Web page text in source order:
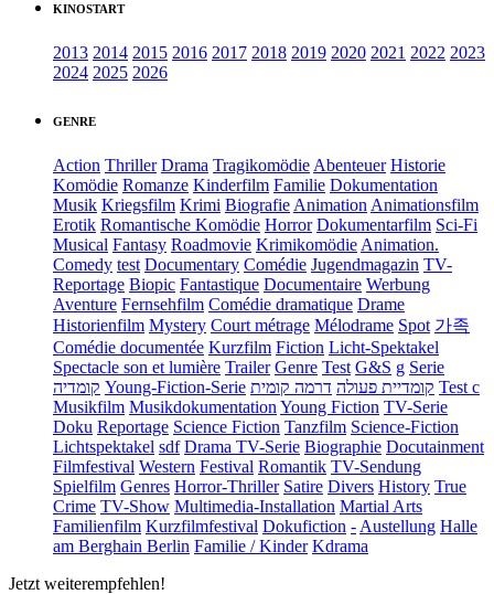
KINOSTART
2013 2014 2015 2016 2017 2018 2019 2020 2021 2022 2023
2024 2025 2026
GENRE
Action Thriller Drama Tragikomödie Abenteuer Historie
Komödie Romanze Kinderfilm Familie Dokumentation
Musik Kriegsfilm Krimi Biografie Animation Animationsfilm
Erotik Romantische Komödie Horror Dokumentarfilm Sci-Fi
Musical Fantasy Roadmovie Krimikomödie Animation.
Comedy test Documentary Comédie Jugendmagazin TV-
Reportage Biopic Fantastique Documentaire Werbung
Aventure Fernsehfilm Comédie dramatique Drame
Historienfilm Mystery Court métrage Mélodrame Spot 가족
Comédie documentée Kurzfilm Fiction Licht-Spektakel
Spectacle son et lumière Trailer Genre Test G&S g Serie
קומדיה Young-Fiction-Serie קומדיית פעולה דרמה קומית
Test c
Musikfilm Musikdokumentation Young Fiction TV-Serie
Doku Reportage Science Fiction Tanzfilm Science-Fiction
Lichtspektakel sdf Drama TV-Serie Biographie Docutainment
Filmfestival Western Festival Romantik TV-Sendung
Spielfilm Genres Horror-Thriller Satire Divers History True
Crime TV-Show Multimedia-Installation Martial Arts
Familienfilm Kurzfilmfestival Dokufiction - Austellung Halle
am Berghain Berlin Familie / Kinder Kdrama
Jetzt weiterempfehlen!